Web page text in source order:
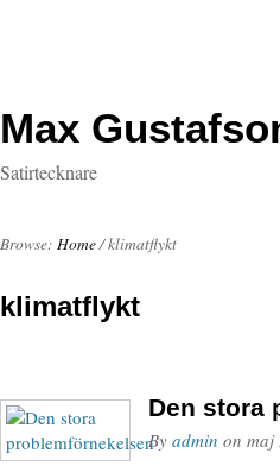
Max
Satirtecknare
Browse: Home/klimatflykt
klimatflykt
Den stora
By admin on maj